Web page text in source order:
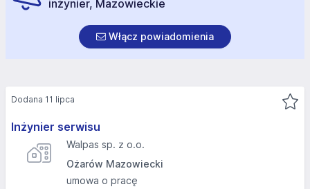
inżynier, Mazowieckie
Włącz powiadomienia
Inżynier serwisu
Walpas sp. z o.o.
Ożarów Mazowiecki
umowa o pracę
Dodana 11 lipca